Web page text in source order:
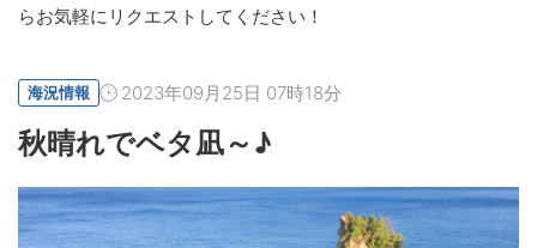
らお気軽にリクエストしてください！
海況情報 2023年09月25日 07時18分
秋晴れでベタ凪～♪